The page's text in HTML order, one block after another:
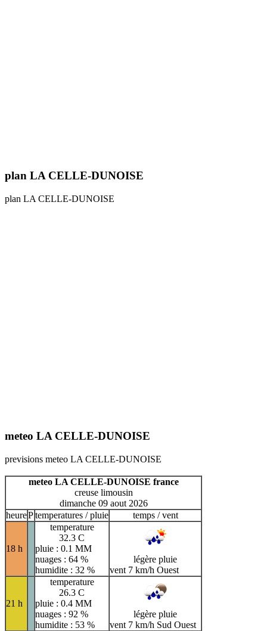
plan LA CELLE-DUNOISE
plan LA CELLE-DUNOISE
meteo LA CELLE-DUNOISE
previsions meteo LA CELLE-DUNOISE
meteo LA CELLE-DUNOISE france
creuse limousin
dimanche 09 aout 2026
heurePtemperatures / pluie temps / vent
18 h
temperature
32.3 C
pluie : 0.1 MM
nuages : 64 %
humidite : 32 %
légère pluie
vent 7 km/h Ouest
21 h
temperature
26.3 C
pluie : 0.4 MM
nuages : 92 %
humidite : 53 %
légère pluie
vent 7 km/h Sud Ouest